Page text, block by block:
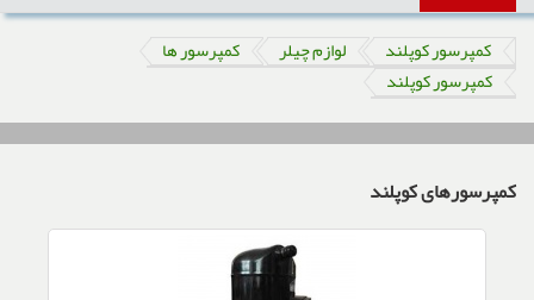
کمپرسور کوپلند لوازم چیلر
کمپرسور ها
کمپرسور کوپلند
کمپرسورهای کوپلند